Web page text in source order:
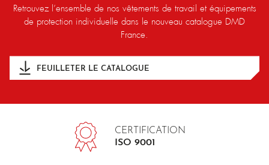
Retrouvez l’ensemble de nos vêtements de travail et équipements
de protection individuelle dans le nouveau catalogue DMD
France.
FEUILLETER LE CATALOGUE
CERTIFICATION
ISO 9001